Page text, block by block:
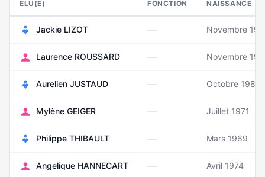
ELU(E) FONCTION NAISSANCE
Jackie LIZOT — Novembre
Laurence ROUSSARD — Novembre
Aurelien JUSTAUD — Octobre 1984
Mylène GEIGER — Juillet 1971
Philippe THIBAULT — Mars 1969
Angelique HANNECART — Avril 1974